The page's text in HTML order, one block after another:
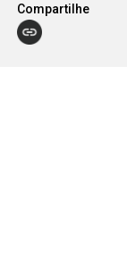
Compartilhe